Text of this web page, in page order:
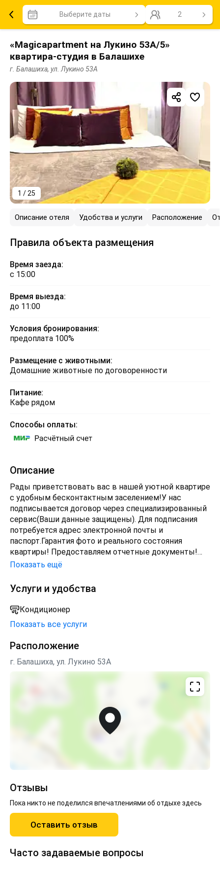
Выберите даты 2
«Magicapartment на Лукино 53А/5»
квартира-студия в Балашихе
г. Балашиха, ул. Лукино 53А
1 / 25
Описание отеля Удобства и услуги Расположение
Правила объекта размещения
Время заезда:
с 15:00
Время выезда:
до 11:00
Условия бронирования:
предоплата 100%
Размещение с животными:
Домашние животные по договоренности
Питание:
Кафе рядом
Способы оплаты:
Описание
Рады приветствовать вас в нашей уютной квартире
с удобным бесконтактным зaceлeниeм!У нас
подписывается договор через специализированный
сервис(Ваши данные защищены). Для подписания
потребуется адрес электронной почты и
паспорт.Гарантия фото и реального состояния
квартиры! Предоставляем отчетные документы!
ПРАВИЛА ПРОЖИВАНИЯЗаезд с 15:00, выезд до
только при наличии возможности или при полной
оплате предыдущих или последующих суток.Цена
указана при 2-местном размещении и в зависимости
от сроков проживания и количества гостей может
меняться.В выходные и праздничные дни действует
длительном проживании уборка и смена постельного
белья раз в 7 дней. При проживании менее 7 дней
уборка возможна за дополнительную плату.Залог
3000₽ (вернём в день отъезда после уборки до
17:00). Для оформления бронирования необходим
документ (паспорт или водительские права).Курение
(в том числе электронных сигарет)строго
запрещено.Шумные вечеринки
запрещены.Пребывание с животными по
согласованию! (влияет на сумму залога).Сеть
апартаментов Маgiс Араrtmеnt - Служба клиентской
поддержки с 08:00 до 22:00.
Показать ещё
Услуги и удобства
Кондиционер
Показать все услуги
Расположение
г. Балашиха, ул. Лукино 53А
Отзывы
Пока никто не поделился впечатлениями об отдыхе здесь
Оставить отзыв
Часто задаваемые вопросы